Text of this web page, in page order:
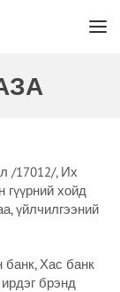
/17012/, Их
хойд
үйлчилгээний
Хас банк
брэнд